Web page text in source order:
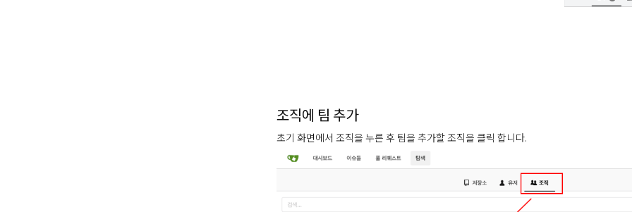
조직에 팀 추가
초기 화면에서 조직을 누른 후 팀을 추가할 조직을 클릭 합니다.